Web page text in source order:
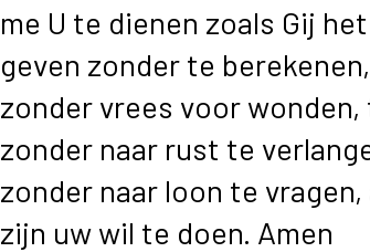
me U te dienen zoals Gij
geven zonder te
zonder vrees voor
zonder naar rust te
zonder naar loon te
zijn uw wil te doen. Amen